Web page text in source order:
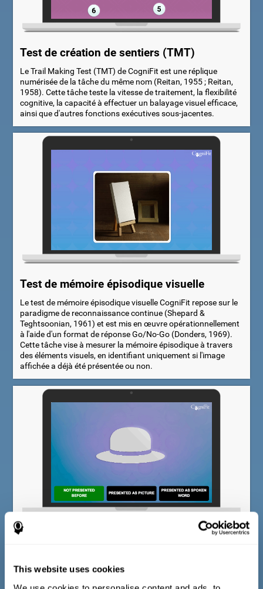
This website uses cookies
Test de création de sentiers (TMT)
Le Trail Making Test (TMT) de CogniFit est une réplique
numérisée de la tâche du même nom (Reitan, 1955 ; Reitan,
1958). Cette tâche teste la vitesse de traitement, la flexibilité
cognitive, la capacité à effectuer un balayage visuel efficace,
ainsi que d'autres fonctions exécutives sous-jacentes.
Test de mémoire épisodique visuelle
Le test de mémoire épisodique visuelle CogniFit repose sur le
paradigme de reconnaissance continue (Shepard &
Teghtsoonian, 1961) et est mis en œuvre opérationnellement
à l'aide d'un format de réponse Go/No-Go (Donders, 1969).
Cette tâche vise à mesurer la mémoire épisodique à travers
des éléments visuels, en identifiant uniquement si l'image
affichée a déjà été présentée ou non.
Test de mémoire lexicale multimodale
Naming Test (Kaplan et al., 1983) et le WAIS-III Vocabulary